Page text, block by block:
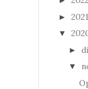
► 2021
▼
►
▼